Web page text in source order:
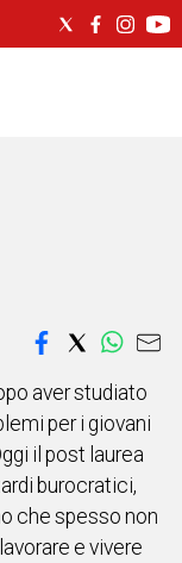
aver studiato
per i giovani
il post laurea
burocratici,
che spesso non
e vivere